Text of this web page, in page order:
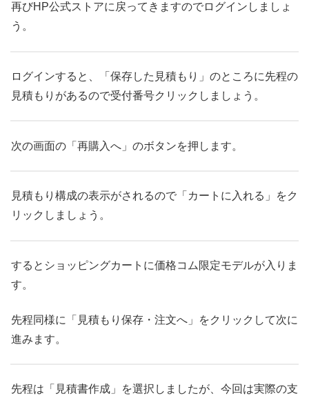
再びHP公式ストアに戻ってきますのでログインしましょ
う。
ログインすると、「保存した見積もり」のところに先程の
見積もりがあるので受付番号クリックしましょう。
次の画面の「再購入へ」のボタンを押します。
見積もり構成の表示がされるので「カートに入れる」をク
リックしましょう。
するとショッピングカートに価格コム限定モデルが入りま
す。
先程同様に「見積もり保存・注文へ」をクリックして次に
進みます。
先程は「見積書作成」を選択しましたが、今回は実際の支